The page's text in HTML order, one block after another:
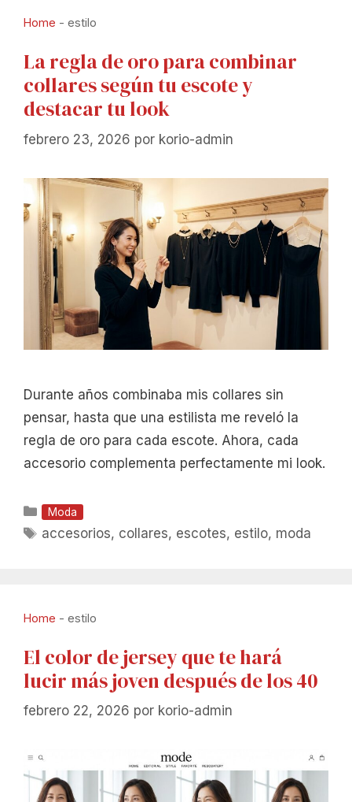
Home - estilo
La regla de oro para combinar
collares según tu escote y
destacar tu look
febrero 23, 2026 por korio-admin
Durante años combinaba mis collares sin
pensar, hasta que una estilista me reveló la
regla de oro para cada escote. Ahora, cada
accesorio complementa perfectamente mi look.
Categorías
Moda
Etiquetas
accesorios, collares, escotes, estilo, moda
Home - estilo
El color de jersey que te hará
lucir más joven después de los 40
febrero 22, 2026 por korio-admin